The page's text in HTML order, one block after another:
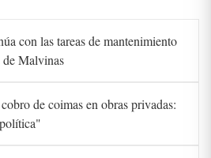
con las tareas de mantenimiento
de Malvinas
de coimas en obras privadas: